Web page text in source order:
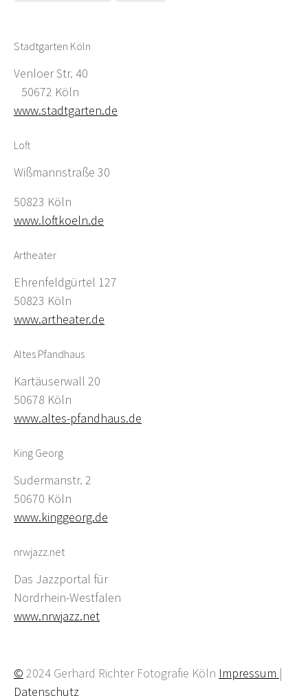
Stadtgarten Köln
Venloer Str. 40
50672 Köln
www.stadtgarten.de
Loft
Wißmannstraße 30
50823 Köln
www.loftkoeln.de
Artheater
Ehrenfeldgürtel 127
50823 Köln
www.artheater.de
Altes Pfandhaus
Kartäuserwall 20
50678 Köln
www.altes-pfandhaus.de
King Georg
Sudermanstr. 2
50670 Köln
www.kinggeorg.de
nrwjazz.net
Das Jazzportal für
Nordrhein-Westfalen
www.nrwjazz.net
© 2024 Gerhard Richter Fotografie Köln Impressum |
Datenschutz